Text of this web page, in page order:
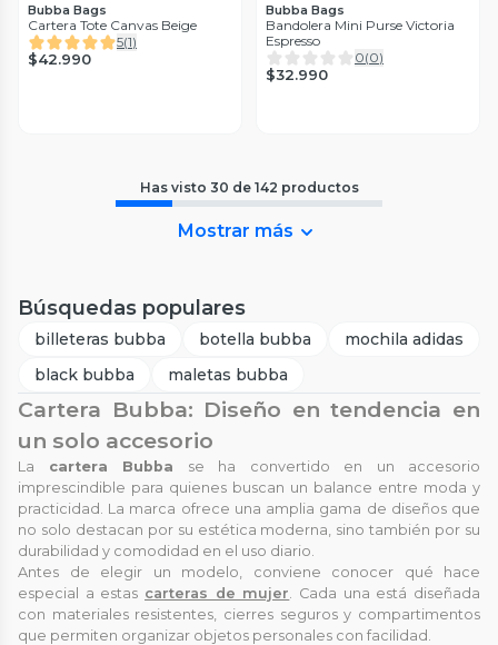
Bubba Bags
Cartera Tote Canvas Beige
5(1)
$42.990
Bubba Bags
Bandolera Mini Purse Victoria
Espresso
0(0)
$32.990
Has visto 30 de 142 productos
Mostrar más
Búsquedas populares
billeteras bubba botella bubba
mochila adidas
black bubba
maletas bubba
Cartera Bubba: Diseño en tendencia en
un solo accesorio
La cartera Bubba se ha convertido en un accesorio
imprescindible para quienes buscan un balance entre moda y
practicidad. La marca ofrece una amplia gama de diseños que
no solo destacan por su estética moderna, sino también por su
durabilidad y comodidad en el uso diario.
Antes de elegir un modelo, conviene conocer qué hace
especial a estas carteras de mujer . Cada una está diseñada
con materiales resistentes, cierres seguros y compartimentos
que permiten organizar objetos personales con facilidad.